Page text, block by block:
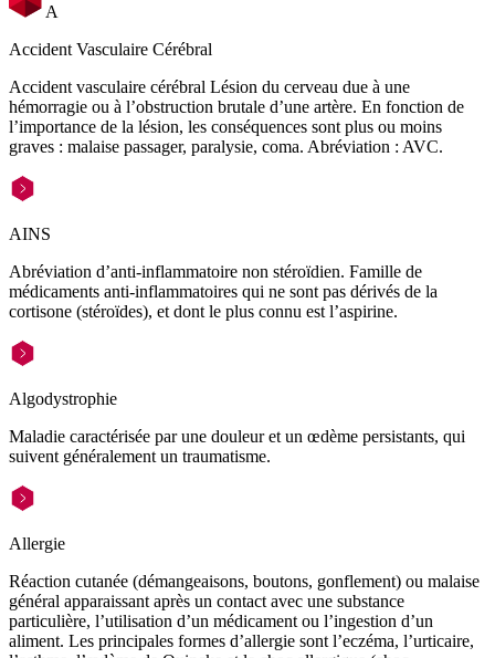
A
Accident Vasculaire Cérébral
Accident vasculaire cérébral Lésion du cerveau due à une
hémorragie ou à l’obstruction brutale d’une artère. En fonction de
l’importance de la lésion, les conséquences sont plus ou moins
graves : malaise passager, paralysie, coma. Abréviation : AVC.
AINS
Abréviation d’anti-inflammatoire non stéroïdien. Famille de
médicaments anti-inflammatoires qui ne sont pas dérivés de la
cortisone (stéroïdes), et dont le plus connu est l’aspirine.
Algodystrophie
Maladie caractérisée par une douleur et un œdème persistants, qui
suivent généralement un traumatisme.
Allergie
Réaction cutanée (démangeaisons, boutons, gonflement) ou malaise
général apparaissant après un contact avec une substance
particulière, l’utilisation d’un médicament ou l’ingestion d’un
aliment. Les principales formes d’allergie sont l’eczéma, l’urticaire,